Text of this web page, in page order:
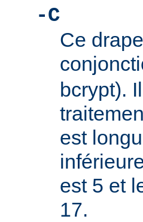
-C
Ce
bcrypt).
est
est 5 et
17.